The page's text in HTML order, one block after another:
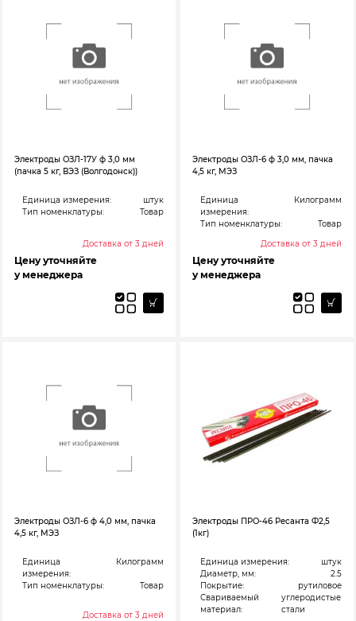
Электроды ОЗЛ-17У ф 3,0 мм
(пачка 5 кг, ВЭЗ (Волгодонск))
Единица измерения:
штук
Тип номенклатуры:
Товар
Доставка от 3 дней
Цену уточняйте
у менеджера
Электроды ОЗЛ-6 ф 3,0 мм, пачка
4,5 кг, МЭЗ
Единица
измерения:
Килограмм
Тип номенклатуры:
Товар
Доставка от 3 дней
Цену уточняйте
у менеджера
Электроды ОЗЛ-6 ф 4,0 мм, пачка
4,5 кг, МЭЗ
Единица
измерения:
Килограмм
Тип номенклатуры: Товар
Доставка от 3 дней
Электроды ПРО-46 Ресанта Ф2,5
(1кг)
Единица измерения:
штук
Диаметр, мм:
2.5
Покрытие:
рутиловое
Свариваемый
материал:
углеродистые
стали